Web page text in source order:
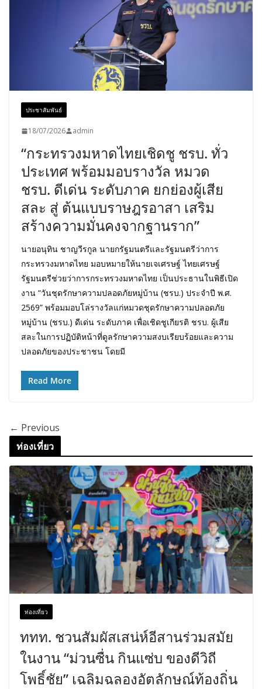
ประชาสัมพันธ์
18/07/2026 admin
“กระทรวงมหาดไทยเชิดชู ชรบ. ทั่ว
ประเทศ พร้อมมอบรางวัล หมวด
ชรบ. ดีเด่น ระดับภาค ยกย่องผู้เสีย
สละ สู่ ต้นแบบราษฎรอาสา เสริม
สร้างความมั่นคงจากฐานราก”
นายอนุทิน ชาญวีรกูล นายกรัฐมนตรีและรัฐมนตรีว่าการ
กระทรวงมหาดไทย มอบหมายให้นายเจเศรษฐ์ ไทยเศรษฐ์
รัฐมนตรีช่วยว่าการกระทรวงมหาดไทย เป็นประธานในพิธีเปิด
งาน “วันชุดรักษาความปลอดภัยหมู่บ้าน (ชรบ.) ประจำปี พ.ศ.
2569” พร้อมมอบโล่รางวัลแก่หมวดชุดรักษาความปลอดภัย
หมู่บ้าน (ชรบ.) ดีเด่น ระดับภาค เพื่อเชิดชูเกียรติ ชรบ. ผู้เสีย
สละในการปฏิบัติหน้าที่ดูลรักษาความสงบเรียบร้อยและความ
ปลอดภัยของประชาชน โดยมี
Read More
← Previous
ท่องเที่ยว
ท่องเที่ยว
ททท. ชวนสัมผัสเสน่ห์อีสานร่วมสมัย
ในงาน “ม่วนซื่น กินแซ่บ ของดีวิถี
โพธิ์ชัย” เฉลิมฉลองอัตลักษณ์ท้องถิ่น